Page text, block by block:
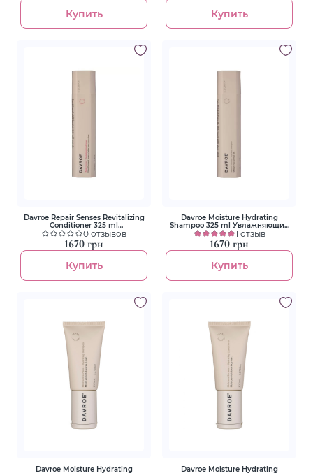
Купить Купить
Davroe Repair Senses Revitalizing
Conditioner 325 ml
Восстанавливающий
кондиционер
0 отзывов
1670 грн
Купить
Davroe Moisture Hydrating
Shampoo 325 ml Увлажняющий
шампунь1 отзыв
1670 грн
Купить
Davroe Moisture Hydrating Davroe Moisture Hydrating